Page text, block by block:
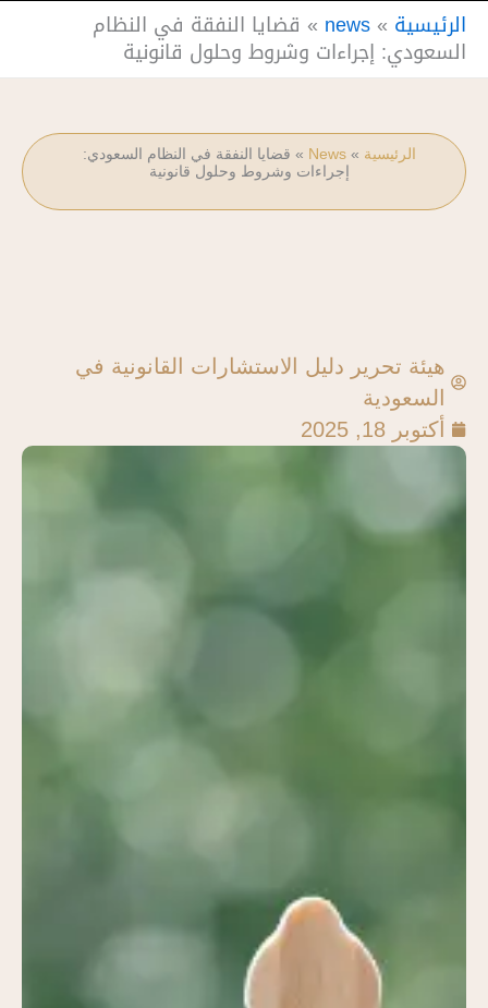
الرئيسية »
news
» قضايا النفقة في النظام
السعودي: إجراءات وشروط وحلول قانونية
الرئيسية »
News
» قضايا النفقة في النظام السعودي:
إجراءات وشروط وحلول قانونية
هيئة تحرير دليل الاستشارات القانونية في
السعودية
أكتوبر 18, 2025